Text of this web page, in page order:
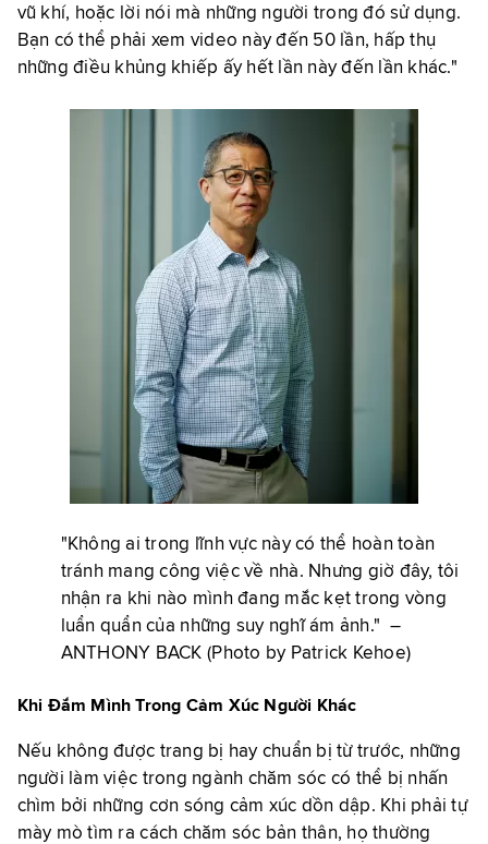
vũ khí, hoặc lời nói mà những người trong đó sử dụng.
Bạn có thể phải xem video này đến 50 lần, hấp thụ
những điều khủng khiếp ấy hết lần này đến lần khác."
"Không ai trong lĩnh vực này có thể hoàn toàn
tránh mang công việc về nhà. Nhưng giờ đây, tôi
nhận ra khi nào mình đang mắc kẹt trong vòng
luẩn quẩn của những suy nghĩ ám ảnh." –
ANTHONY BACK (Photo by Patrick Kehoe)
Khi Đắm Mình Trong Cảm Xúc Người Khác
Nếu không được trang bị hay chuẩn bị từ trước, những
người làm việc trong ngành chăm sóc có thể bị nhấn
chìm bởi những cơn sóng cảm xúc dồn dập. Khi phải tự
mày mò tìm ra cách chăm sóc bản thân, họ thường